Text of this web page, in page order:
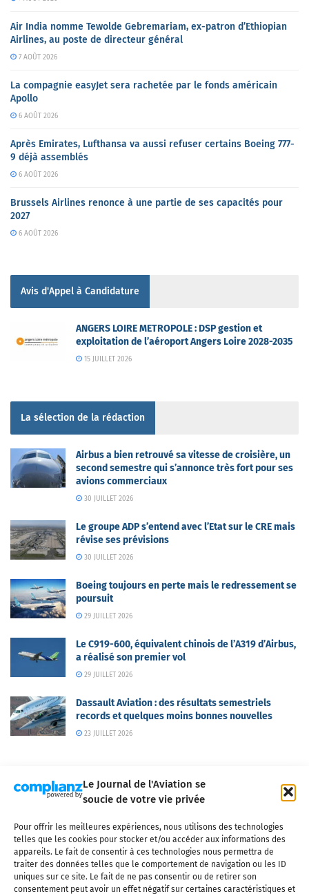
Le Journal de l'Aviation se
soucie de votre vie privée
Pour offrir les meilleures expériences, nous utilisons des technologies
telles que les cookies pour stocker et/ou accéder aux informations des
appareils. Le fait de consentir à ces technologies nous permettra de
traiter des données telles que le comportement de navigation ou les ID
uniques sur ce site. Le fait de ne pas consentir ou de retirer son
consentement peut avoir un effet négatif sur certaines caractéristiques et
Air India nomme Tewolde Gebremariam, ex-patron d’Ethiopian
Airlines, au poste de directeur général
7 AOÛT 2026
La compagnie easyJet sera rachetée par le fonds américain
Apollo
6 AOÛT 2026
Après Emirates, Lufthansa va aussi refuser certains Boeing 777-
9 déjà assemblés
6 AOÛT 2026
Brussels Airlines renonce à une partie de ses capacités pour
2027
6 AOÛT 2026
Avis d'Appel à Candidature
ANGERS LOIRE METROPOLE : DSP gestion et
exploitation de l’aéroport Angers Loire 2028-2035
15 JUILLET 2026
La sélection de la rédaction
Airbus a bien retrouvé sa vitesse de croisière, un
second semestre qui s’annonce très fort pour ses
avions commerciaux
30 JUILLET 2026
Le groupe ADP s’entend avec l’Etat sur le CRE mais
révise ses prévisions
30 JUILLET 2026
Boeing toujours en perte mais le redressement se
poursuit
29 JUILLET 2026
Le C919-600, équivalent chinois de l’A319 d’Airbus,
a réalisé son premier vol
29 JUILLET 2026
Dassault Aviation : des résultats semestriels
records et quelques moins bonnes nouvelles
23 JUILLET 2026
Qui sommes-nous ? Nous contacter
Partenaires
Mentions légales
CGV Politique de confidentialité Cookies